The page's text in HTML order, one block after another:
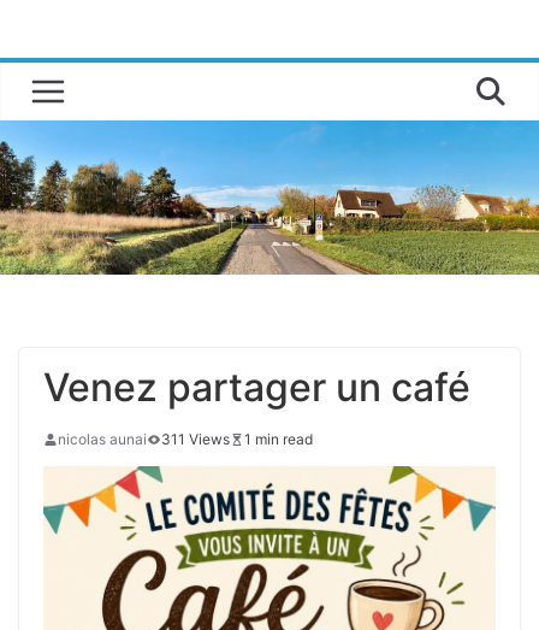
contenu
Venez partager un café
nicolas aunai 311 Views 1 min read